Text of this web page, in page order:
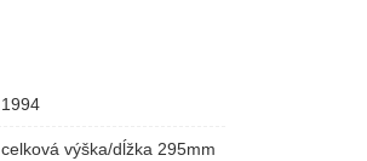
1994
celková výška/dĺžka 295mm